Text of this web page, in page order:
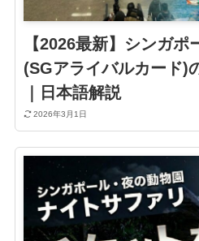
【2026最新】シンガ
(SGアライバルカード)
｜日本語解説
2026年3月1日